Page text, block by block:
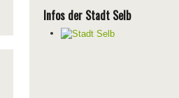
Infos der Stadt Selb